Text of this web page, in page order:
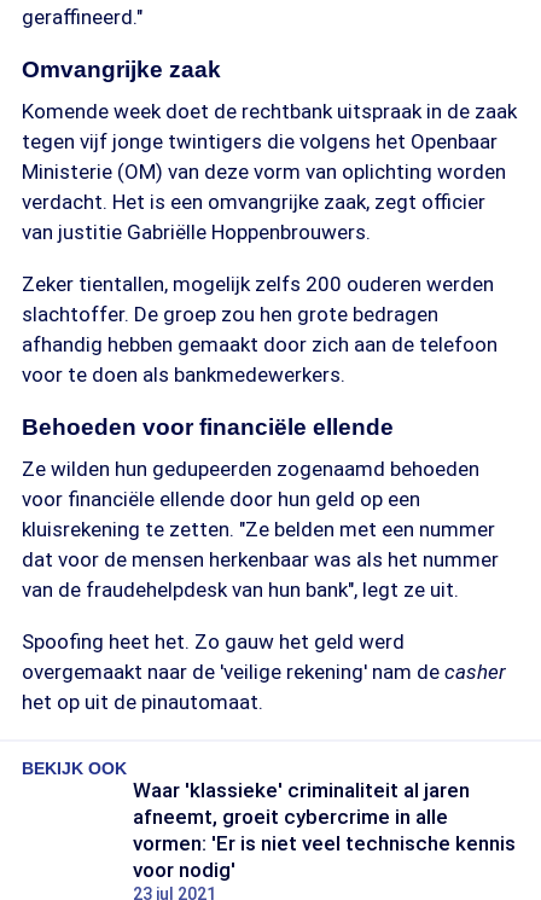
geraffineerd."
Omvangrijke zaak
Komende week doet de rechtbank uitspraak in de zaak
tegen vijf jonge twintigers die volgens het Openbaar
Ministerie (OM) van deze vorm van oplichting worden
verdacht. Het is een omvangrijke zaak, zegt officier
van justitie Gabriëlle Hoppenbrouwers.
Zeker tientallen, mogelijk zelfs 200 ouderen werden
slachtoffer. De groep zou hen grote bedragen
afhandig hebben gemaakt door zich aan de telefoon
voor te doen als bankmedewerkers.
Behoeden voor financiële ellende
Ze wilden hun gedupeerden zogenaamd behoeden
voor financiële ellende door hun geld op een
kluisrekening te zetten. "Ze belden met een nummer
dat voor de mensen herkenbaar was als het nummer
van de fraudehelpdesk van hun bank", legt ze uit.
Spoofing heet het. Zo gauw het geld werd
overgemaakt naar de 'veilige rekening' nam de casher
het op uit de pinautomaat.
BEKIJK OOK
Waar 'klassieke' criminaliteit al jaren
afneemt, groeit cybercrime in alle
vormen: 'Er is niet veel technische kennis
voor nodig'
23 jul 2021